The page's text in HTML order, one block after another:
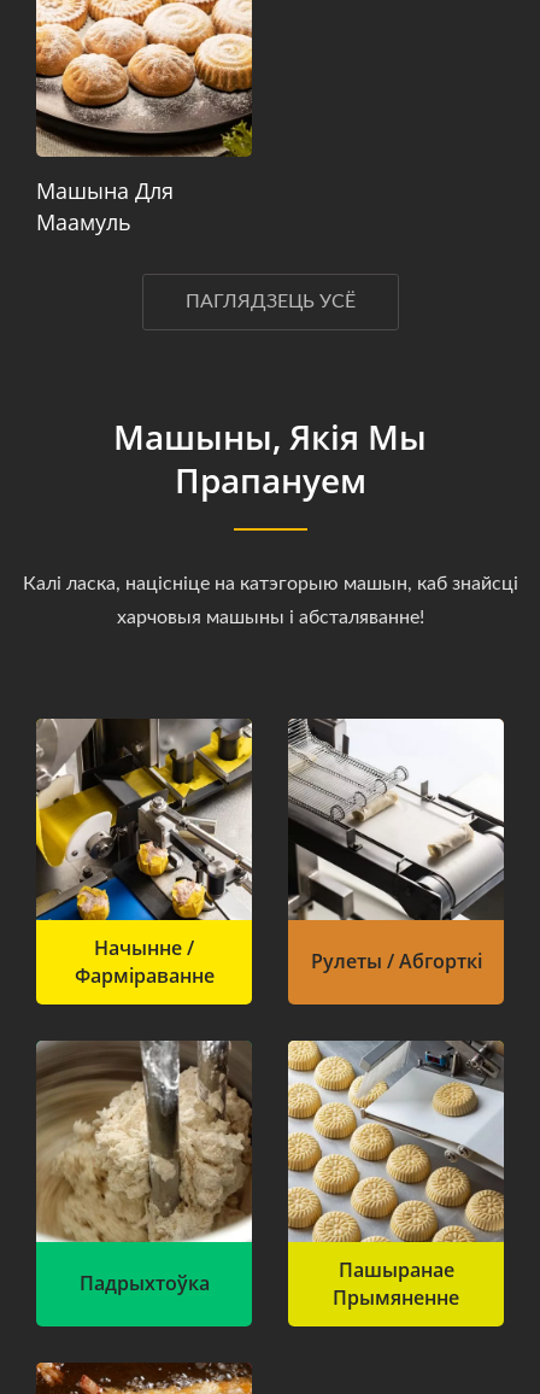
Машына Для
Маамуль
ПАГЛЯДЗЕЦЬ УСЁ
Машыны, Якія Мы
Прапануем
Калі ласка, націсніце на катэгорыю машын, каб знайсці
харчовыя машыны і абсталяванне!
Начынне /
Фарміраванне
Рулеты / Абгорткі
Падрыхтоўка
Пашыранае
Прымяненне